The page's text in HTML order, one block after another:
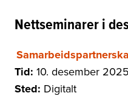
Nettseminarer i
Tid: 10. desember
Sted: Digitalt